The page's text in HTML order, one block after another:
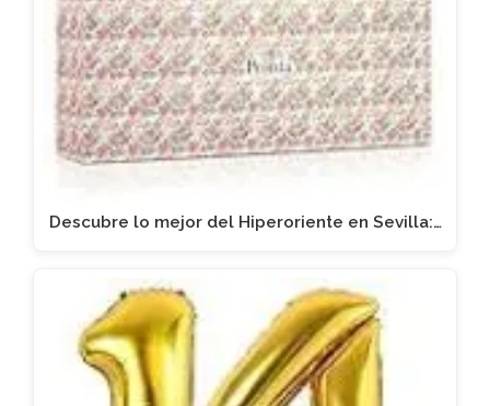
Descubre lo mejor del Hiperoriente en Sevilla:…